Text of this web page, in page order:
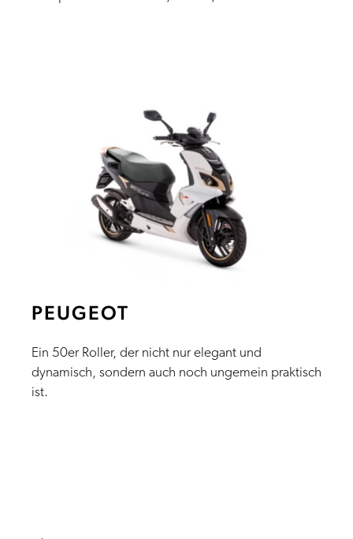
PEUGEOT
Ein 50er Roller, der nicht nur elegant und
dynamisch, sondern auch noch ungemein praktisch
ist.